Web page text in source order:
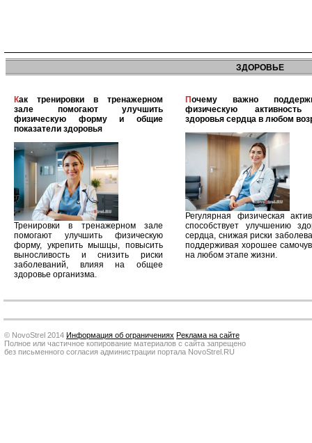
ЗДОРОВЬЕ
Как тренировки в тренажерном
зале помогают улучшить
физическую форму и общие
показатели здоровья
Тренировки в тренажерном зале
помогают улучшить физическую
форму, укрепить мышцы, повысить
выносливость и снизить риски
заболеваний, влияя на общее
здоровье организма.
Почему важно поддерживать
физическую
здоровья сердца в любом
Регулярная физическая
способствует улучшению
сердца, снижая риски
поддерживая хорошее
на любом этапе жизни.
© NovoStrel 2014 Информация об ограничениях Реклама на сайте
Полное или частичное копирование материалов с сайта запрещено
без письменного согласия администрации портала NovoStrel.RU